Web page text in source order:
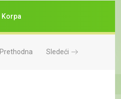
Korpa
Prethodna Sledeći